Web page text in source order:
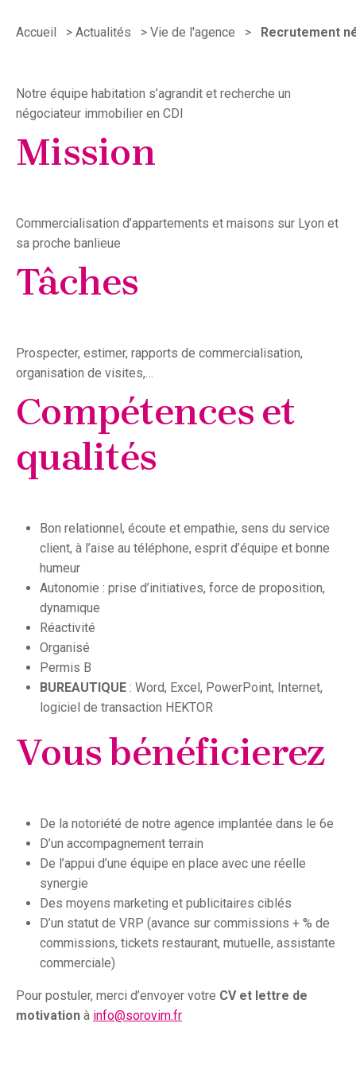
Accueil > Actualités > Vie de l'agence > Recrutement
Notre équipe habitation s’agrandit et recherche un
négociateur immobilier en CDI
Mission
Commercialisation d’appartements et maisons sur Lyon et
sa proche banlieue
Tâches
Prospecter, estimer, rapports de commercialisation,
organisation de visites,…
Compétences et
qualités
Bon relationnel, écoute et empathie, sens du service
client, à l’aise au téléphone, esprit d’équipe et bonne
humeur
Autonomie : prise d’initiatives, force de proposition,
dynamique
Réactivité
Organisé
Permis B
BUREAUTIQUE : Word, Excel, PowerPoint, Internet,
logiciel de transaction HEKTOR
Vous bénéficierez
De la notoriété de notre agence implantée dans le 6e
D’un accompagnement terrain
De l’appui d’une équipe en place avec une réelle
synergie
Des moyens marketing et publicitaires ciblés
D’un statut de VRP (avance sur commissions + % de
commissions, tickets restaurant, mutuelle, assistante
commerciale)
Pour postuler, merci d’envoyer votre CV et lettre de
motivation à info@sorovim.fr